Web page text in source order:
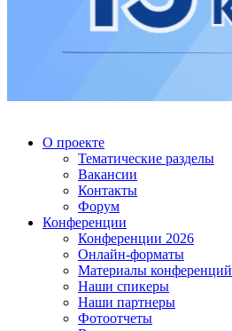
О проекте
Тематические разделы
Вакансии
Контакты
Форум
Конференции
Конференции 2026
Онлайн-форматы
Материалы конференций
Наши спикеры
Наши партнеры
Фотоотчеты